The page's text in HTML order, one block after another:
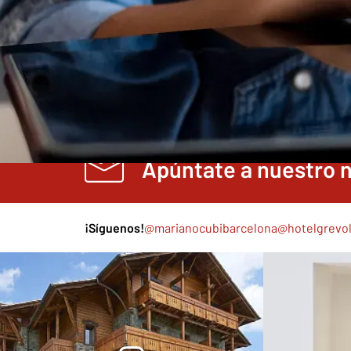
Inicio/Mi reserva
¡No dejes escapar las ofertas de Beth
Apúntate a nuestro
¡Síguenos!@marianocubibarcelona@hotelgrevol